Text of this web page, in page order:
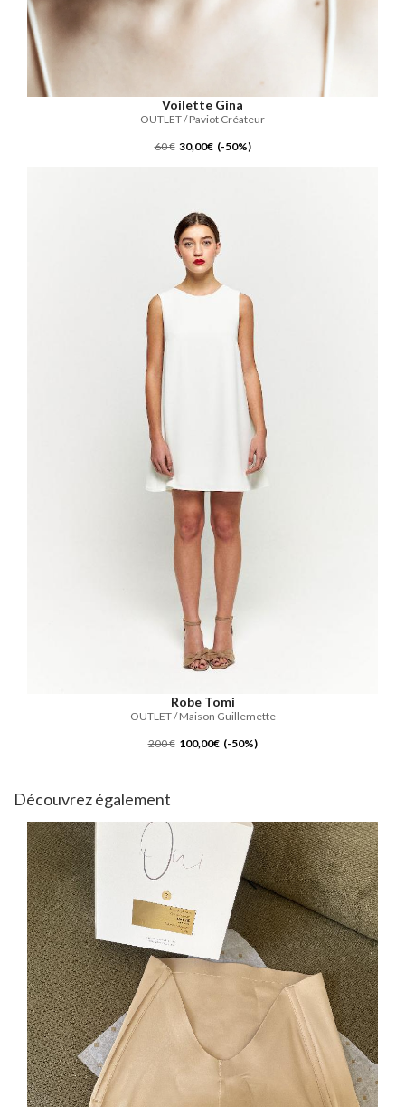
Voilette Gina
OUTLET / Paviot Créateur
60 € 30,00€ (-50%)
Robe Tomi
OUTLET / Maison Guillemette
200 € 100,00€ (-50%)
Découvrez également